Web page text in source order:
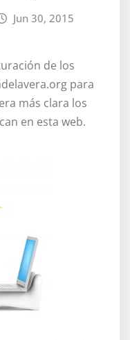
Jun 30, 2015
de los
para
más clara los
en esta web.